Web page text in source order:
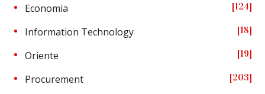
Economia 124
Information Technology 18
Oriente 19
Procurement 203